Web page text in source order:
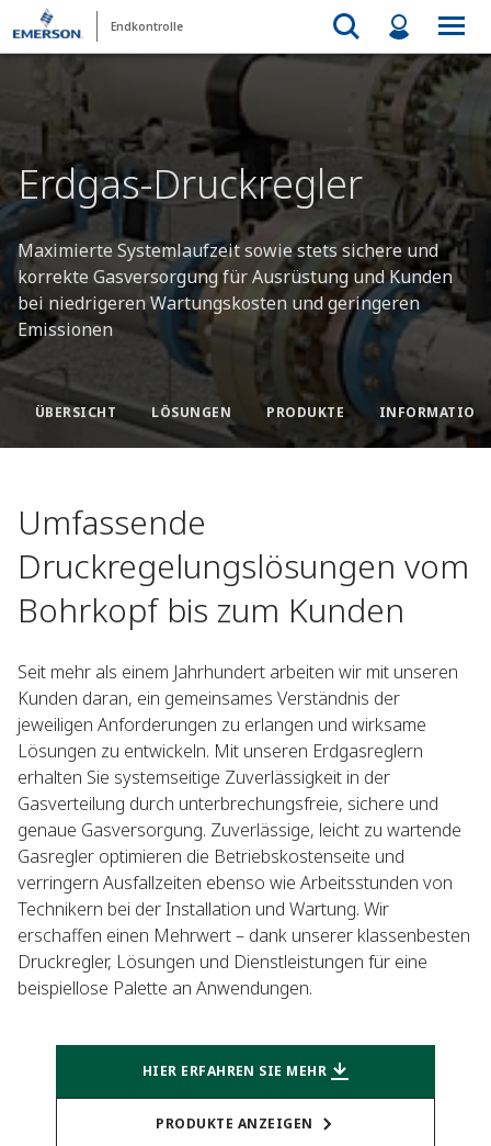
Endkontrolle
Erdgas-Druckregler
Maximierte Systemlaufzeit sowie stets sichere und
korrekte Gasversorgung für Ausrüstung und Kunden
bei niedrigeren Wartungskosten und geringeren
Emissionen
ÜBERSICHT LÖSUNGEN PRODUKTE
Umfassende
Druckregelungslösungen vom
Bohrkopf bis zum Kunden
Seit mehr als einem Jahrhundert arbeiten wir mit unseren
Kunden daran, ein gemeinsames Verständnis der
jeweiligen Anforderungen zu erlangen und wirksame
Lösungen zu entwickeln. Mit unseren Erdgasreglern
erhalten Sie systemseitige Zuverlässigkeit in der
Gasverteilung durch unterbrechungsfreie, sichere und
genaue Gasversorgung. Zuverlässige, leicht zu wartende
Gasregler optimieren die Betriebskostenseite und
verringern Ausfallzeiten ebenso wie Arbeitsstunden von
Technikern bei der Installation und Wartung. Wir
erschaffen einen Mehrwert – dank unserer klassenbesten
Druckregler, Lösungen und Dienstleistungen für eine
beispiellose Palette an Anwendungen.
HIER ERFAHREN SIE MEHR
PRODUKTE ANZEIGEN